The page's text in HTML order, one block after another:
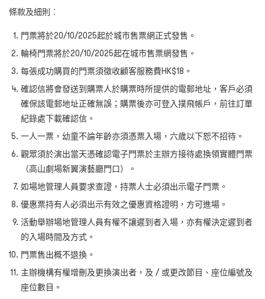
條款及細則︰
門票將於20/10/2025起於城市售票網正式發售。
輪椅門票將於20/10/2025起在城市售票網發售。
每張成功購買的門票須徵收顧客服務費HK$18。
確認信將會發送到購票人於購票時所提供的電郵地址，客戶必須
確保該電郵地址正確無誤；購票後亦可登入撲飛帳戶，前往訂單
紀錄處下載確認信。
一人一票，幼童不論年齡亦須憑票入場，六歲以下恕不招待。
觀眾須於演出當天憑確認電子門票於主辦方接待處換領實體門票
（高山劇場新翼演藝廳門口）。
如場地管理人員要求查證，持票人士必須出示電子門票。
優惠票持有人必須出示有效之優惠資格證明，方可進場。
活動舉辦場地管理人員有權不讓遲到者入場，亦有權決定遲到者
的入場時間及方式。
門票售出概不退換。
主辦機構有權增刪及更換演出者，及 / 或更改節目、座位編號及
座位數目。